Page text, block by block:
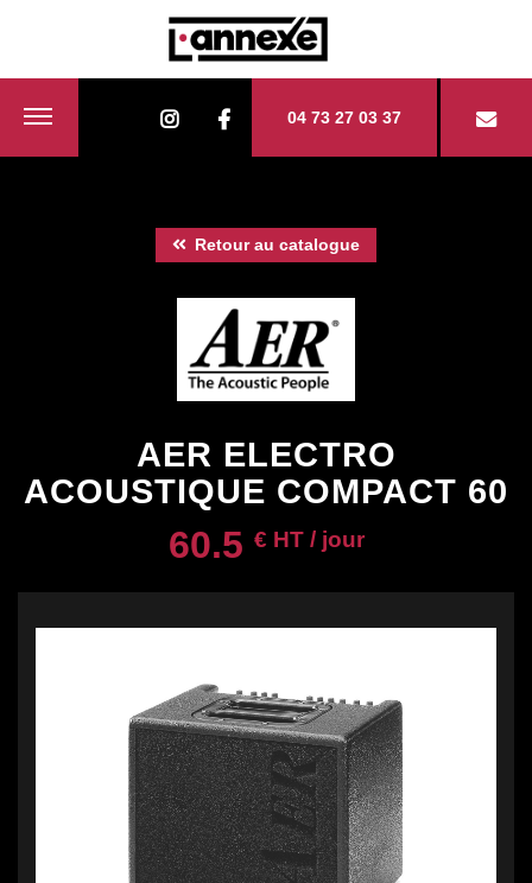
04 73 27 03 37
Retour au catalogue
AER ELECTRO
ACOUSTIQUE COMPACT 60
60.5 € HT / jour